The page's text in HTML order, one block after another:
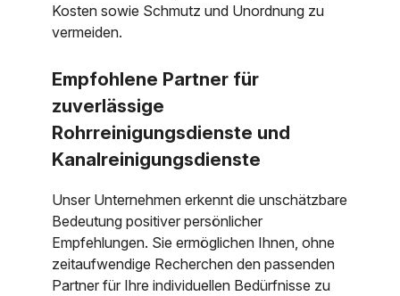
Kosten sowie Schmutz und Unordnung zu
vermeiden.
Empfohlene Partner für
zuverlässige
Rohrreinigungsdienste und
Kanalreinigungsdienste
Unser Unternehmen erkennt die unschätzbare
Bedeutung positiver persönlicher
Empfehlungen. Sie ermöglichen Ihnen, ohne
zeitaufwendige Recherchen den passenden
Partner für Ihre individuellen Bedürfnisse zu